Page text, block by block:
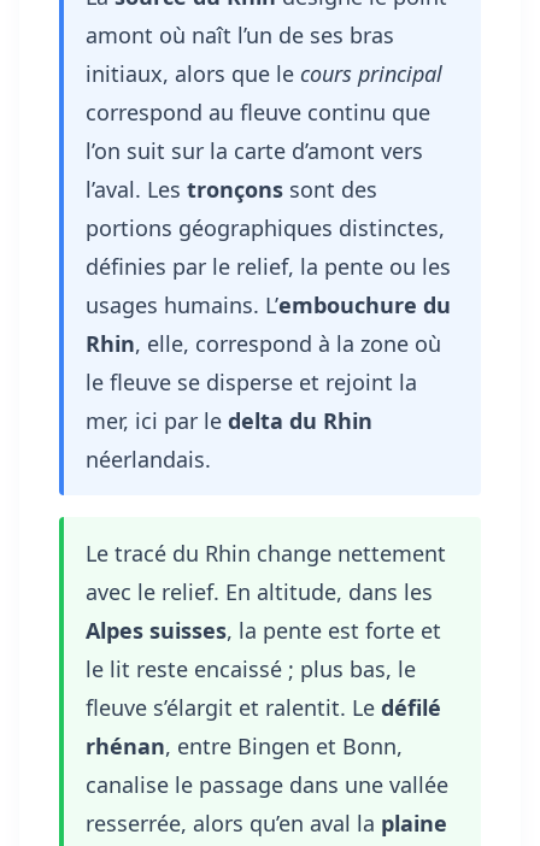
amont où naît l’un de ses bras
initiaux, alors que le cours principal
correspond au fleuve continu que
l’on suit sur la carte d’amont vers
l’aval. Les tronçons sont des
portions géographiques distinctes,
définies par le relief, la pente ou les
usages humains. L’embouchure du
Rhin, elle, correspond à la zone où
le fleuve se disperse et rejoint la
mer, ici par le delta du Rhin
néerlandais.
Le tracé du Rhin change nettement
avec le relief. En altitude, dans les
Alpes suisses, la pente est forte et
le lit reste encaissé ; plus bas, le
fleuve s’élargit et ralentit. Le défilé
rhénan, entre Bingen et Bonn,
canalise le passage dans une vallée
resserrée, alors qu’en aval la plaine